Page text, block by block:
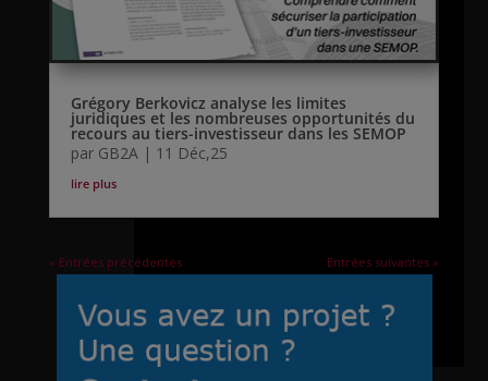
Grégory Berkovicz analyse les limites
juridiques et les nombreuses opportunités du
recours au tiers-investisseur dans les SEMOP
par GB2A| 11 Déc,25
lire plus
« Entrées précédentes Entrées suivantes »